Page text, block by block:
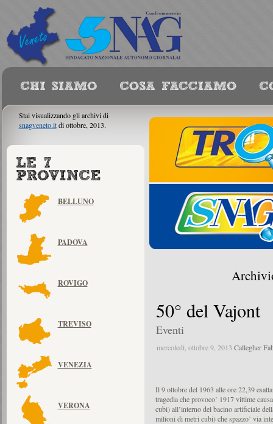
Stai visualizzando gli archivi di
snagveneto.itdi ottobre, 2013.
BELLUNO
PADOVA
ROVIGO
TREVISO
VENEZIA
VERONA
50° del Vajont
Eventi
mercoledì, ottobre 9, 2013 Callegher
Il 9 ottobre del 1963 alle ore 22,39
tragedia che provoco’ 1917 vittime
cubi) all’interno del bacino artificiale
milioni di metri cubi) che spazzo’ via